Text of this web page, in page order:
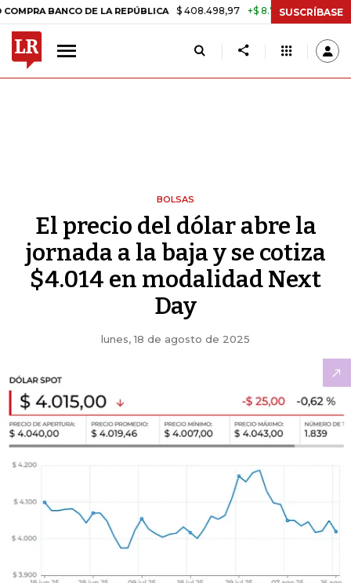
DE LA REPÚBLICA $ 408.498,97 +$ 8.753,81 +2,19% TASA
SUSCRÍBASE
BOLSAS
El precio del dólar abre la
jornada a la baja y se cotiza
$4.014 en modalidad Next
Day
lunes, 18 de agosto de 2025